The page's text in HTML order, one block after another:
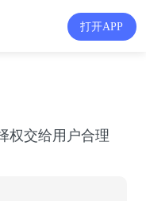
打开APP
权交给用户合理